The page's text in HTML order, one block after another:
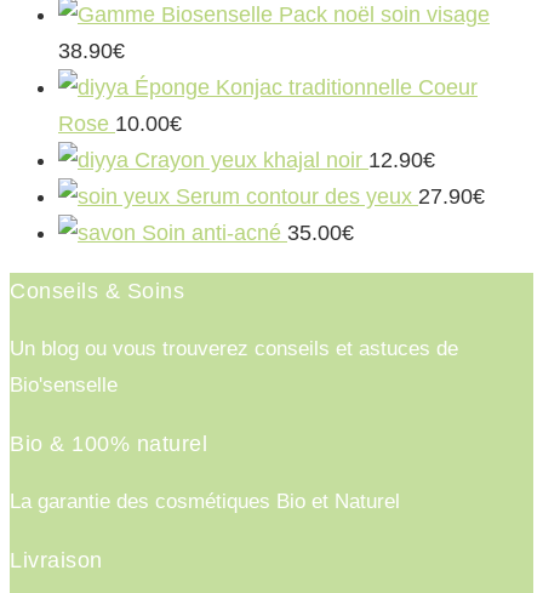
Pack noël soin visage
38.90€
Éponge Konjac traditionnelle Coeur
Rose 10.00€
Crayon yeux khajal noir 12.90€
Serum contour des yeux 27.90€
Soin anti-acné 35.00€
Conseils & Soins
Un blog ou vous trouverez conseils et astuces de
Bio'senselle
Bio & 100% naturel
La garantie des cosmétiques Bio et Naturel
Livraison